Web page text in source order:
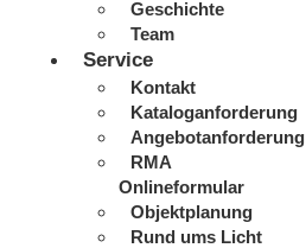
Geschichte
Team
Service
Kontakt
Kataloganforderung
Angebotanforderung
RMA
Onlineformular
Objektplanung
Rund ums Licht